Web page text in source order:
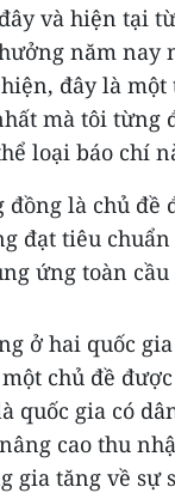
và hiện tại
năm nay
đây là
mà tôi từng
loại báo chí
đồng là chủ
đạt tiêu
ứng toàn
ở hai quốc
chủ đề
quốc gia có
cao thu
gia tăng về sự